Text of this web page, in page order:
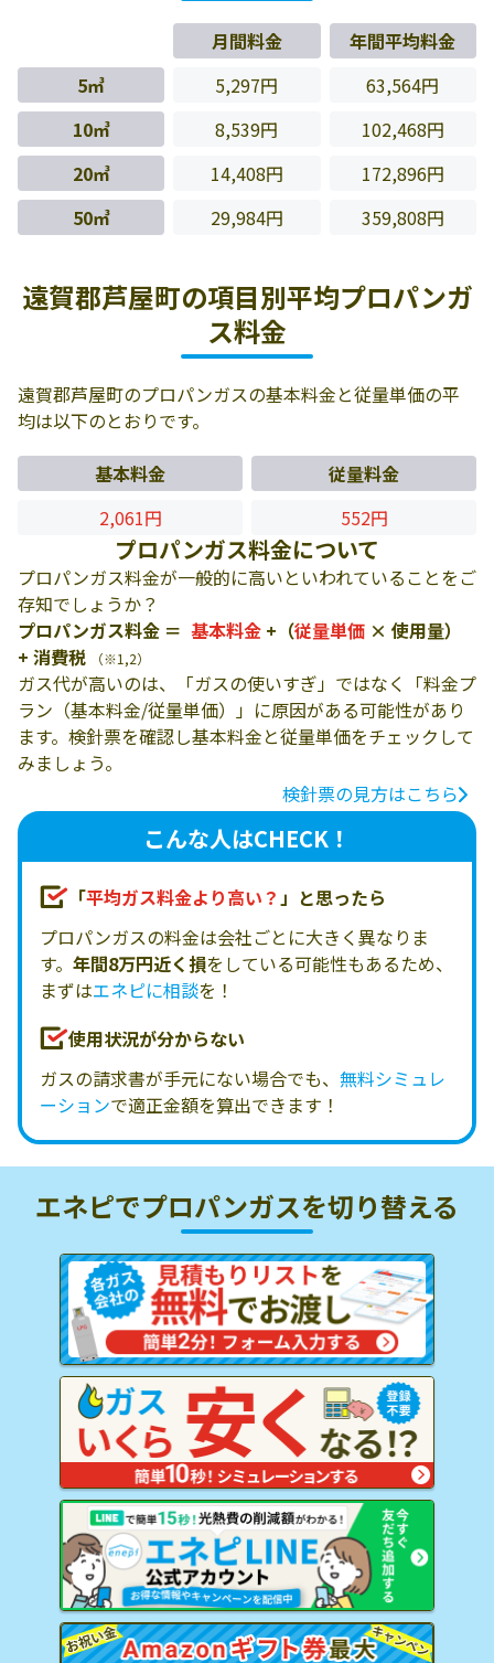
月間料金
年間平均料金
5㎥
5,297円
63,564円
10㎥
8,539円
102,468円
20㎥
14,408円
172,896円
50㎥
29,984円 359,808円
遠賀郡芦屋町の項目別平均プロパンガ
ス料金
遠賀郡芦屋町のプロパンガスの基本料金と従量単価の平
均は以下のとおりです。
基本料金
従量料金
2,061円
552円
プロパンガス料金について
プロパンガス料金が一般的に高いといわれていることをご
存知でしょうか？
プロパンガス料金 ＝ 基本料金 +（従量単価 × 使用量）
+ 消費税
（※1,2）
ガス代が高いのは、「ガスの使いすぎ」ではなく「料金プ
ラン（基本料金/従量単価）」に原因がある可能性があり
ます。検針票を確認し基本料金と従量単価をチェックして
みましょう。
検針票の見方はこちら
こんな人はCHECK！
「平均ガス料金より高い？」と思ったら
プロパンガスの料金は会社ごとに大きく異なりま
す。 年間8万円近く損をしている可能性もあるため、
まずはエネピに相談を！
使用状況が分からない
ガスの請求書が手元にない場合でも、 無料シミュレ
ーションで適正金額を算出できます！
エネピでプロパンガスを切り替える